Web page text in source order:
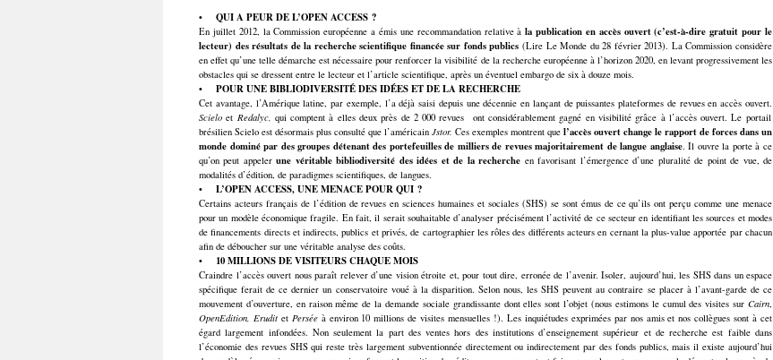
• QUI A PEUR DE L’OPEN ACCESS ?
En juillet 2012, la Commission européenne a émis une recommandation relative àla publication en accès ouvert (c’est-à-dire gratuit pour le
lecteur) des résultats de la recherche scientifique financée sur fonds publics (Lire Le Monde du 28 février 2013). La Commission considère
en effet qu’une telle démarche est nécessaire pour renforcer la visibilité de la recherche européenne à l’horizon 2020, en levant progressivement les
obstacles qui se dressent entre le lecteur et l’article scientifique, après un éventuel embargo de six à douze mois.
• POUR UNE BIBLIODIVERSITÉDES IDÉES ET DE LA RECHERCHE
Cet avantage, l’Amérique latine, par exemple, l’a déjà saisi depuis une décennie en lançant de puissantes plateformes de revues en accès ouvert.
Scielo et Redalyc, qui comptent à elles deux près de 2 000 revues ont considérablement gagné en visibilité grâce à l’accès ouvert. Le portail
brésilien Scielo est désormais plus consulté que l’américain Jstor. Ces exemples montrent que l’accès ouvert change le rapport de forces dans un
monde dominé par des groupes détenant des portefeuilles de milliers de revues majoritairement de langue anglaise. Il ouvre la porte à ce
qu’on peut appelerune véritable bibliodiversité des idées et de la recherche en favorisant l’émergence d’une pluralité de point de vue, de
modalités d’édition, de paradigmes scientifiques, de langues.
• L’OPEN ACCESS, UNE MENACE POUR QUI ?
Certains acteurs français de l’édition de revues en sciences humaines et sociales (SHS) se sont émus de ce qu’ils ont perçu comme une menace
pour un modèle économique fragile. En fait, il serait souhaitable d’analyser précisément l’activité de ce secteur en identifiant les sources et modes
de financements directs et indirects, publics et privés, de cartographier les rôles des différents acteurs en cernant la plus-value apportée par chacun
afin de déboucher sur une véritable analyse des coûts.
• 10 MILLIONS DE VISITEURS CHAQUE MOIS
Craindre l’accès ouvert nous paraît relever d’une vision étroite et, pour tout dire, erronée de l’avenir. Isoler, aujourd’hui, les SHS dans un espace
spécifique ferait de ce dernier un conservatoire voué à la disparition. Selon nous, les SHS peuvent au contraire se placer à l’avant-garde de ce
mouvement d’ouverture, en raison même de la demande sociale grandissante dont elles sont l’objet (nous estimons le cumul des visites sur Cairn,
OpenEdition, Eruditet Perséeà environ 10 millions de visites mensuelles !). Les inquiétudes exprimées par nos amis et nos collègues sont à cet
égard largement infondées. Non seulement la part des ventes hors des institutions d’enseignement supérieur et de recherche est faible dans
l’économie des revues SHS qui reste très largement subventionnée directement ou indirectement par des fonds publics, mais il existe aujourd’hui